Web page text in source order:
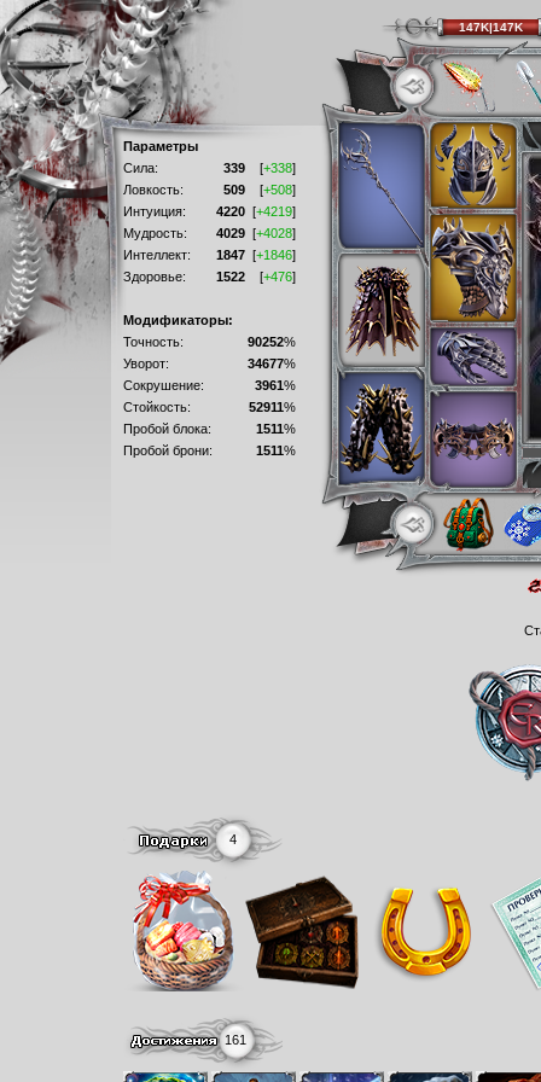
Параметры
Сила:
339 [+338]
Ловкость:
509 [+508]
Интуиция:
4220 [+4219]
Мудрость:
4029 [+4028]
Интеллект:
1847 [+1846]
Здоровье:
1522 [+476]
Модификаторы:
Точность:
90252%
Уворот:
34677%
Сокрушение:
3961%
Стойкость:
52911%
Пробой блока:
1511%
Пробой брони:
1511%
4
161
147K|147K